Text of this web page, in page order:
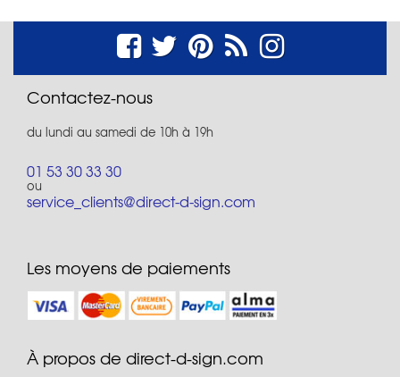
Contactez-nous
du lundi au samedi de 10h à 19h
01 53 30 33 30
ou
service_clients@direct-d-sign.com
Les moyens de paiements
À propos de direct-d-sign.com